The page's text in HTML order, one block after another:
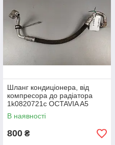
Шланг кондиціонера, від
компресора до радіатора
1k0820721c OCTAVIA A5
В наявності
800 ₴